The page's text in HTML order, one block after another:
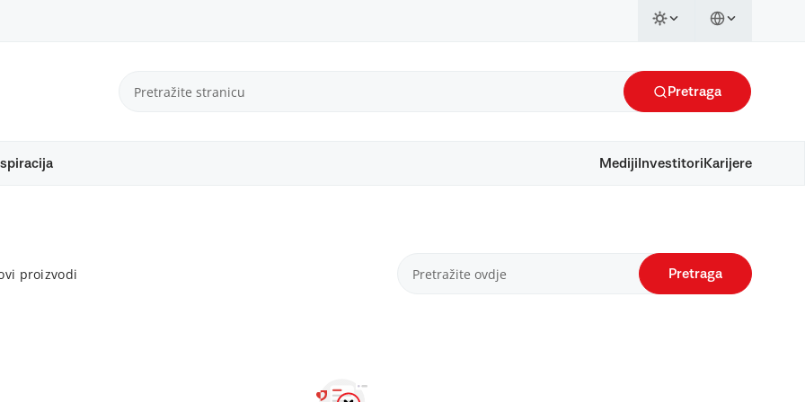
Pretraga
Mediji Investitori Karijere
proizvodi Pretraga